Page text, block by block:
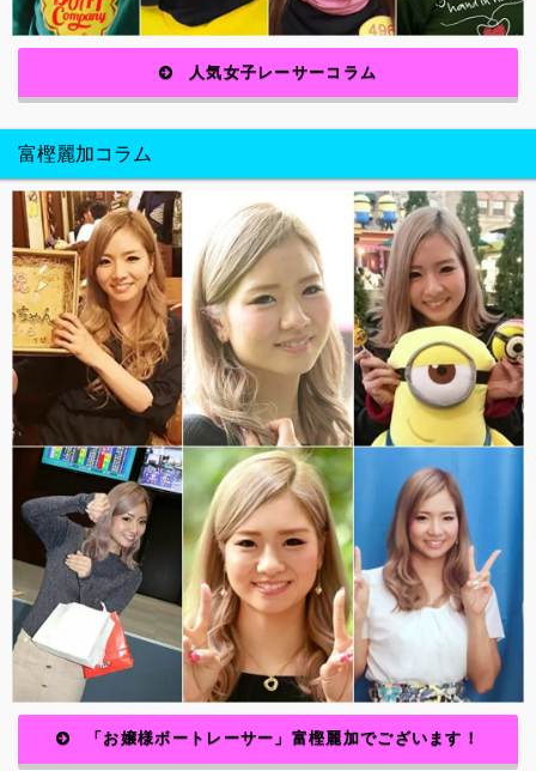
人気女子レーサーコラム
富樫麗加コラム
「お嬢様ボートレーサー」 富樫麗加でございます！